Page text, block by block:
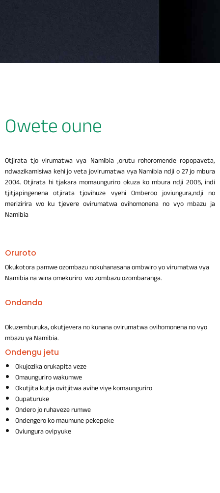
Owete oune
Otjirata tjo virumatwa vya Namibia ,orutu rohoromende ropopaveta,
ndwazikamisiwa kehi jo veta jovirumatwa vya Namibia ndji o 27 jo mbura
2004. Otjirata hi tjakara momaunguriro okuza ko mbura ndji 2005, indi
tjitjapingenena otjirata tjovihuze vyehi Omberoo joviungura,ndji no
merizirira wo ku tjevere ovirumatwa ovihomonena no vyo mbazu ja
Namibia
Oruroto
Okukotora pamwe ozombazu nokuhanasana ombwiro yo virumatwa vya
Namibia na wina omekuriro wo zombazu ozombaranga.
Ondando
Okuzemburuka, okutjevera no kunana ovirumatwa ovihomonena no vyo
mbazu ya Namibia.
Ondengu jetu
Okujozika orukapita veze
Omaunguriro wakumwe
Okutjita kutja ovitjitwa avihe viye komaunguriro
Oupaturuke
Ondero jo ruhaveze rumwe
Ondengero ko maumune pekepeke
Oviungura ovipyuke